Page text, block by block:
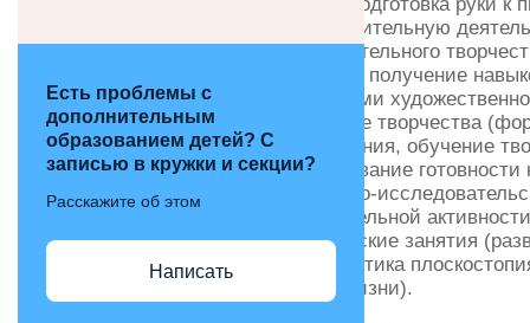
Есть проблемы с
дополнительным
образованием детей? С
записью в кружки и секции?
Расскажите об этом
Написать
- изобразительную
изобразительного
оригами); получение
средствами
- развитие творчества
воображения, обучение
формирование
- поисково-
познавательной
- физические занятия
профилактика
образа жизни).